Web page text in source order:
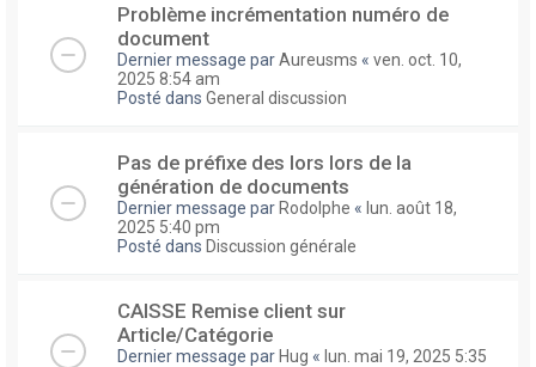
Problème incrémentation numéro de
document
Dernier message parAureusms « ven. oct. 10,
2025 8:54 am
Posté dans General discussion
Pas de préfixe des lors lors de la
génération de documents
Dernier message par Rodolphe « lun. août 18,
2025 5:40 pm
Posté dans Discussion générale
CAISSE Remise client sur
Article/Catégorie
Dernier message par Hug « lun. mai 19, 2025 5:35